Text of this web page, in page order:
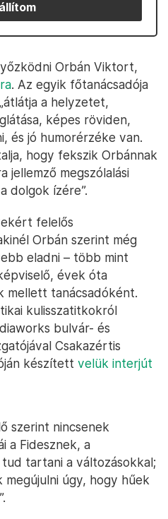
Orbán Viktort,
. Az egyik főtanácsadója
a helyzetet,
képes röviden,
és jó humorérzéke van.
hogy fekszik Orbánnak
jellemző megszólalási
dolgok ízére”.
felelős
Orbán szerint még
eladni – több mint
évek óta
mellett tanácsadóként.
kulisszatitkokról
bulvár- és
Csakazértis
készített velük interjút
szerint nincsenek
a Fidesznek, a
tartani a változásokkal;
úgy, hogy hűek